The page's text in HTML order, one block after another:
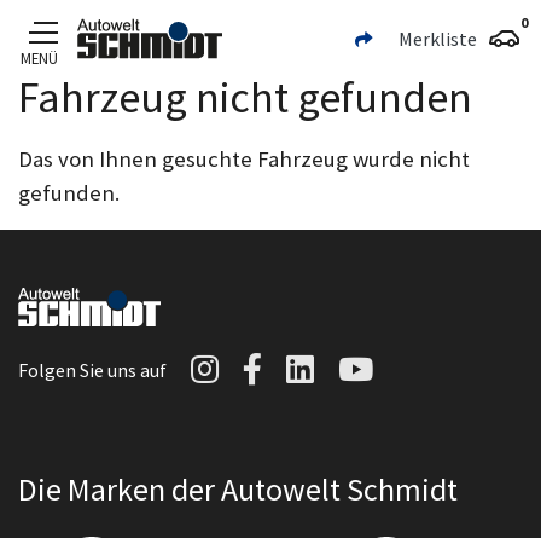
Zum Hauptinhalt
MENÜ
Merkliste
0
Fahrzeug nicht gefunden
Das von Ihnen gesuchte Fahrzeug wurde nicht
gefunden.
Folgen Sie uns auf Autowelt Schmidt auf
Autowelt Schmidt
AutoweltAutowelt
Die Marken der Autowelt Schmidt